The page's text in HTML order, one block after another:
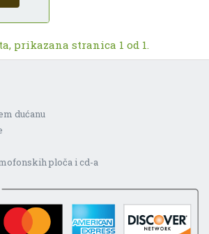
prikazana stranica 1 od 1.
dućanu
ploča i cd-a